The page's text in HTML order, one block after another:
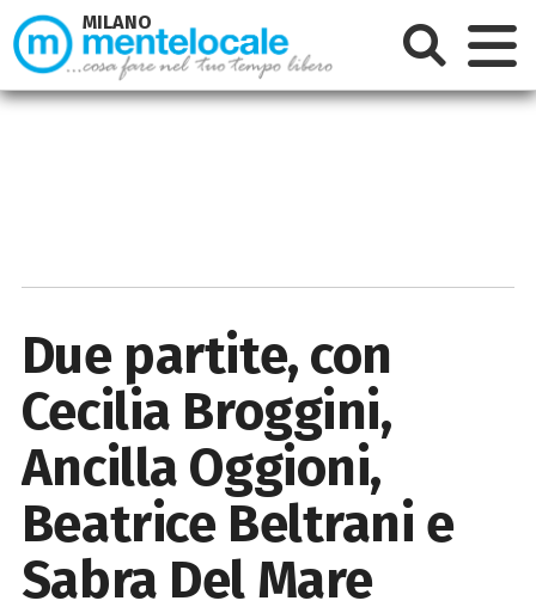
Due partite, con
Cecilia Broggini,
Ancilla Oggioni,
Beatrice Beltrani e
Sabra Del Mare
MILANO